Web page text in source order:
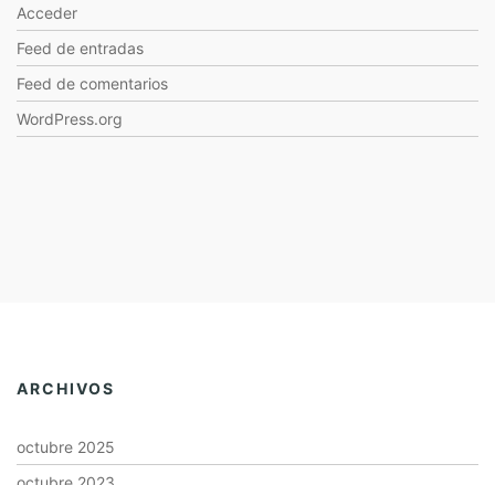
Acceder
Feed de entradas
Feed de comentarios
WordPress.org
ARCHIVOS
octubre 2025